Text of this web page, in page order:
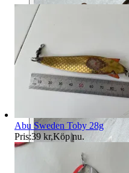
Abu Sweden Toby 28g
Pris:39 kr,Köp nu.